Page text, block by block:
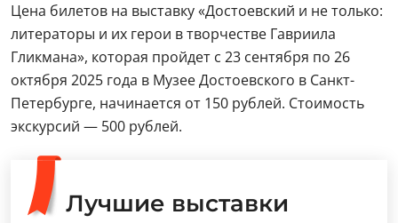
Цена билетов на выставку «Достоевский и не только:
литераторы и их герои в творчестве Гавриила
Гликмана», которая пройдет с 23 сентября по 26
октября 2025 года в Музее Достоевского в Санкт-
Петербурге, начинается от 150 рублей. Стоимость
экскурсий — 500 рублей.
Лучшие выставки